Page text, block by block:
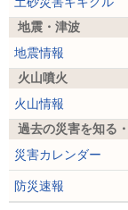
地震・津波
地震情報
火山噴火
火山情報
過去の災害を知る
災害カレンダー
防災速報